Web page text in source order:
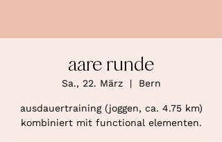
aare runde
Sa., 22. März
  |
Bern
ausdauertraining (joggen, ca. 4.75 km)
kombiniert mit functional elementen.